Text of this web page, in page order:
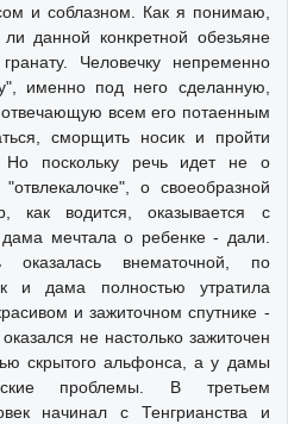
и соблазном. Как я понимаю,
данной конкретной обезьяне
Человечку непременно
именно под него сделанную,
всем его потаенным
сморщить носик и пройти
поскольку речь идет не о
о своеобразной
как водится, оказывается с
мечтала о ребенке - дали.
оказалась внематочной, по
и дама полностью утратила
и зажиточном спутнике -
не настолько зажиточен
скрытого альфонса, а у дамы
проблемы. В третьем
начинал с Тенгрианства и